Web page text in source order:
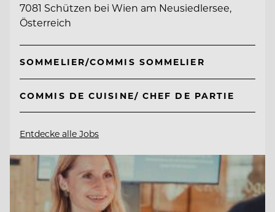
7081 Schützen bei Wien am Neusiedlersee,
Österreich
SOMMELIER/COMMIS SOMMELIER
COMMIS DE CUISINE/ CHEF DE PARTIE
Entdecke alle Jobs